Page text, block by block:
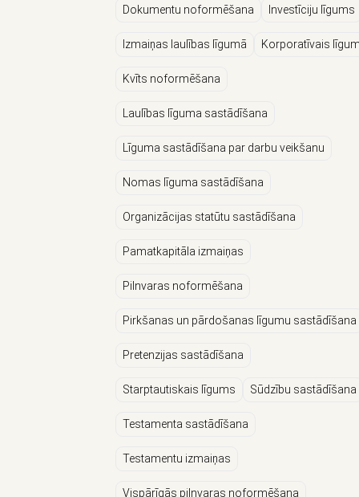
Dokumentu noformēšana Investīciju līgums
Izmaiņas laulības līgumā Korporatīvais
Kvīts noformēšana
Laulības līguma sastādīšana
Līguma sastādīšana par darbu veikšanu
Nomas līguma sastādīšana
Organizācijas statūtu sastādīšana
Pamatkapitāla izmaiņas
Pilnvaras noformēšana
Pirkšanas un pārdošanas līgumu sastādīšana
Pretenzijas sastādīšana
Starptautiskais līgums Sūdzību sastādīšana
Testamenta sastādīšana
Testamentu izmaiņas
Vispārīgās pilnvaras noformēšana